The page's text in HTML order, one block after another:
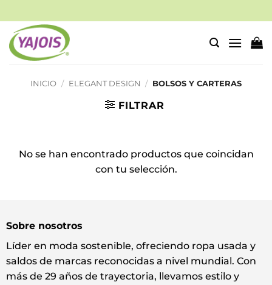
al
contenido
INICIO / ELEGANT DESIGN / BOLSOS Y CARTERAS
FILTRAR
No se han encontrado productos que coincidan
con tu selección.
Sobre nosotros
Líder en moda sostenible, ofreciendo ropa usada y
saldos de marcas reconocidas a nivel mundial. Con
más de 29 años de trayectoria, llevamos estilo y